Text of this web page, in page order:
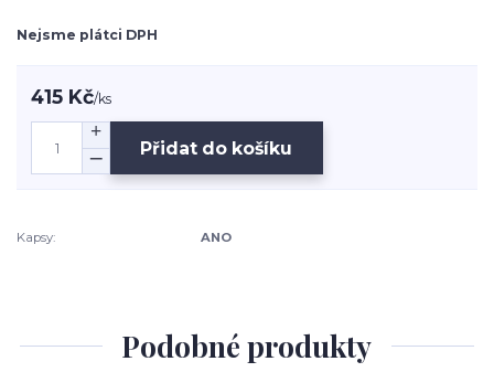
Nejsme plátci DPH
415 Kč/ks
Přidat do košíku
Kapsy: ANO
Podobné produkty